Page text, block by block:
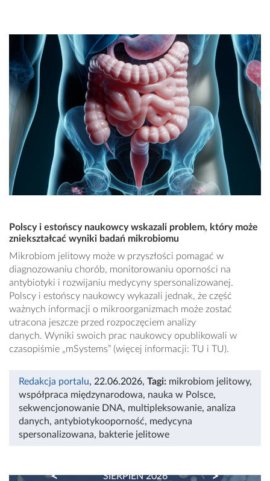
Polscy i estońscy naukowcy wskazali problem, który może
zniekształcać wyniki badań mikrobiomu
Mikrobiom jelitowy może w przyszłości pomagać w
diagnozowaniu chorób, monitorowaniu oporności na
antybiotyki i rozwijaniu medycyny spersonalizowanej.
Polscy i estońscy naukowcy wykazali jednak, że część
ważnych informacji o mikroorganizmach może zostać
utracona jeszcze przed rozpoczęciem analizy
danych. Wyniki swoich prac naukowcy opublikowali w
czasopiśmie „mSystems” (więcej informacji: TU i TU).
Redakcja portalu, 22.06.2026, Tagi: mikrobiom jelitowy,
współpraca międzynarodowa, nauka w Polsce,
sekwencjonowanie DNA, multipleksowanie, analiza
danych, antybiotykooporność, medycyna
spersonalizowana, bakterie jelitowe
SIERPIEŃ 2026
PREVIOUS NEXT